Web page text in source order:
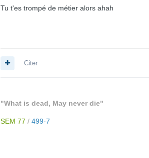
Tu t'es trompé de métier alors ahah
Citer
"What is dead, May never die"
SEM 77 / 499-7